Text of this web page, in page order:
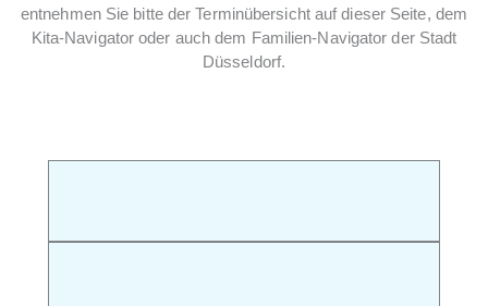
entnehmen Sie bitte der Terminübersicht auf dieser Seite, dem
Kita-Navigator oder auch dem Familien-Navigator der Stadt
Düsseldorf.